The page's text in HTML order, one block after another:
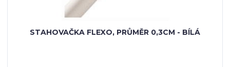
STAHOVAČKA FLEXO, PRŮMĚR 0,3CM - BÍLÁ